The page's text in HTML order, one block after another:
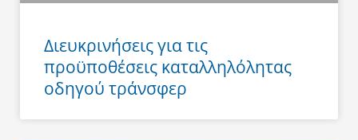
Διευκρινήσεις για τις
προϋποθέσεις καταλληλόλητας
οδηγού τράνσφερ